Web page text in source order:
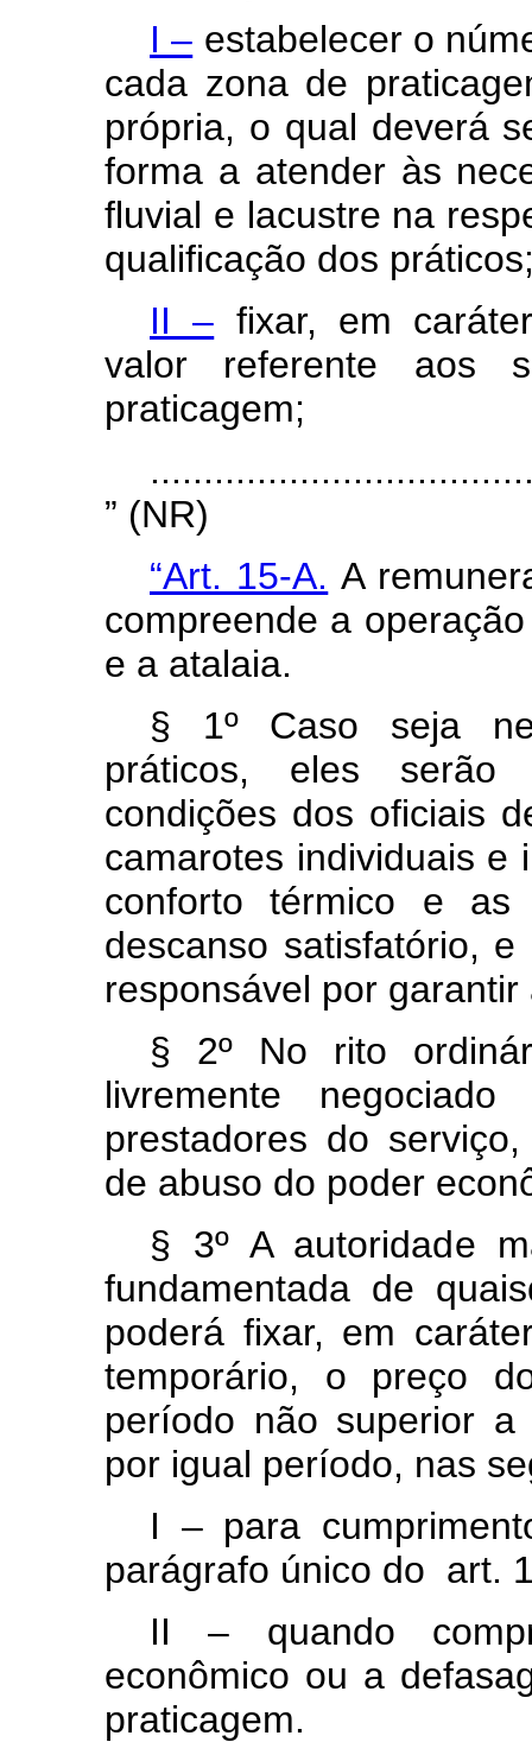
I – estabelecer o
cada zona de
própria, o qual deverá
forma a atender às
fluvial e lacustre na
qualificação dos
II – fixar, em
valor referente aos
praticagem;
” (NR)
“Art. 15-A. A
compreende a
e a atalaia.
§ 1º Caso seja
práticos, eles
condições dos oficiais
camarotes individuais e
conforto térmico e as
descanso satisfatório,
responsável por
§ 2º No rito
livremente
prestadores do
de abuso do poder
§ 3º A autoridade
fundamentada de
poderá fixar, em
temporário, o preço
período não superior
por igual período, nas
I – para
parágrafo único do art.
II – quando
econômico ou a
praticagem.